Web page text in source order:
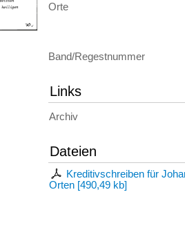
Orte
Band/Regestnummer
Links
Archiv
Dateien
Kreditivschreiben für
Orten [490,49 kb]